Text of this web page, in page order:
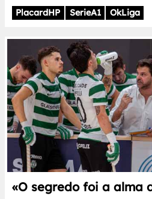
PlacardHP
SerieA1 OkLiga
«O segredo foi a alma